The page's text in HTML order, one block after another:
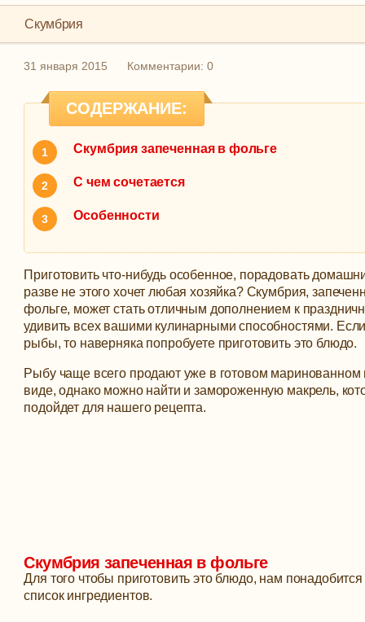
Скумбрия
31 января 2015 Комментарии: 0
СОДЕРЖАНИЕ:
Скумбрия запеченная в фольге
С чем сочетается
Особенности
Приготовить что-нибудь особенное, порадовать
разве не этого хочет любая хозяйка? Скумбрия,
фольге, может стать отличным дополнением к
удивить всех вашими кулинарными способностями.
рыбы, то наверняка попробуете приготовить это блюдо.
Рыбу чаще всего продают уже в готовом маринованном
виде, однако можно найти и замороженную макрель,
подойдет для нашего рецепта.
Скумбрия запеченная в фольге
Для того чтобы приготовить это блюдо, нам
список ингредиентов.